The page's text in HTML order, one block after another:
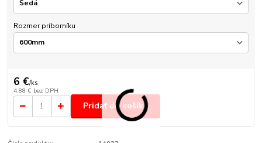
Rozmer príborníku
6 €/ks
4,88 € bez DPH
Pridať do košíka